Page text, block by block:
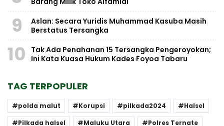
9
Aslan: Secara Yuridis Muhammad Kasuba Masih
Berstatus Tersangka
10
Tak Ada Penahanan 15 Tersangka Pengeroyokan;
Ini Kata Kuasa Hukum Kades Foyoa Tabaru
TAG TERPOPULER
polda malut Korupsi pilkada2024
Halsel
Pilkada halsel
Maluku Utara Polres Ternate